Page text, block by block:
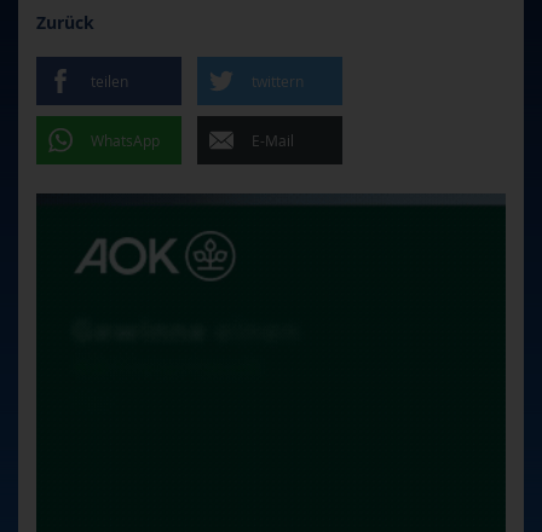
Zurück
teilen twittern
WhatsApp E-Mail